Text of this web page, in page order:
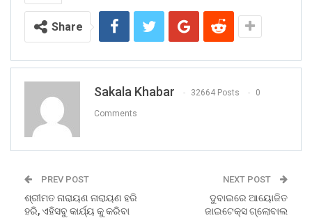
Share
Sakala Khabar 32664 Posts 0
Comments
PREV POST
ଶ୍ରୀମତ ନାରାୟଣ ନାରାୟଣ ହରି
ହରି, ଏହିସବୁ କାର୍ଯ୍ୟ କୁ କରିବା
NEXT POST
ଦୁବାଇରେ ଆୟୋଜିତ
ଜାଇଟେକ୍ସ ଗ୍ଲୋବାଲ